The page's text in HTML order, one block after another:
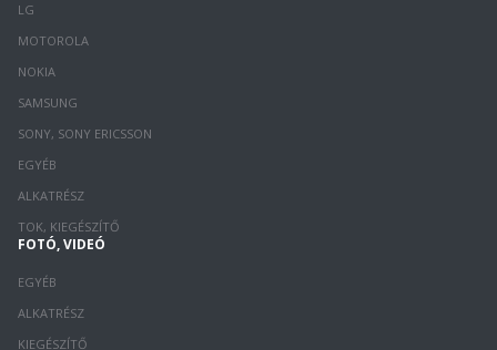
LG
MOTOROLA
NOKIA
SAMSUNG
SONY, SONY ERICSSON
EGYÉB
ALKATRÉSZ
TOK, KIEGÉSZÍTŐ
FOTÓ, VIDEÓ
EGYÉB
ALKATRÉSZ
KIEGÉSZÍTŐ